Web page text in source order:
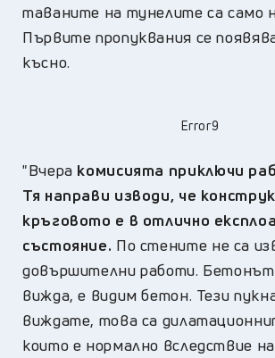
таваните на тунелите са само
Първите пропуквания се
късно.
Error9
"Вчера комисията приключи
Тя направи изводи, че
кръговото е в отлично
състояние. По стените не са
довършителни работи.
вижда, е видим бетон. Тези
виждате, това са
които е нормално вследствие на